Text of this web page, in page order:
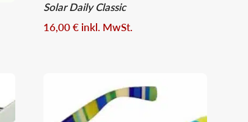
Solar Daily Classic
16,00€ inkl. MwSt.